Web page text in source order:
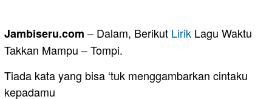
Jambiseru.com – Dalam, Berikut Lirik Lagu Waktu
Takkan Mampu – Tompi.
Tiada kata yang bisa ‘tuk menggambarkan cintaku
kepadamu